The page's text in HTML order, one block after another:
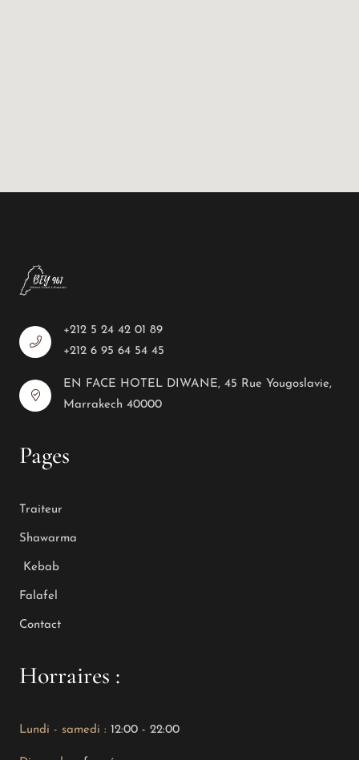
+212 5 24 42 01 89
+212 6 95 64 54 45
EN FACE HOTEL DIWANE, 45 Rue Yougoslavie,
Marrakech 40000
Pages
Traiteur
Shawarma
Kebab
Falafel
Contact
Horraires :
Lundi - samedi : 12:00 - 22:00